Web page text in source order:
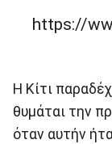
https://
Η Κίτι
θυμάται την
όταν αυτήν